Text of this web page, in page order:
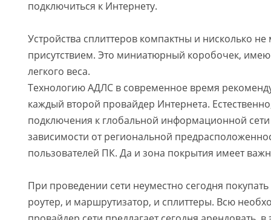
подключиться к Интернету.
Устройства сплиттеров компактны и нисколько
присутствием. Это миниатюрный коробочек,
легкого веса.
Технологию АДЛС в современное время
каждый второй провайдер Интернета.
подключения к глобальной информационной
зависимости от региональной
пользователей ПК. Да и зона покрытия имеет
При проведении сети неуместно сегодня
роутер, и маршрутизатор, и сплиттеры. Всю